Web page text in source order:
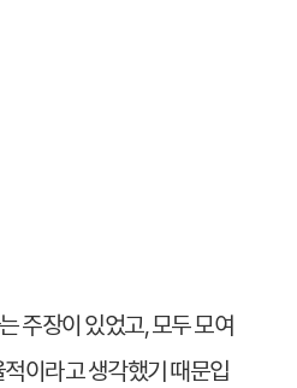
주장이 있었고, 모두 모여
이라고 생각했기 때문입